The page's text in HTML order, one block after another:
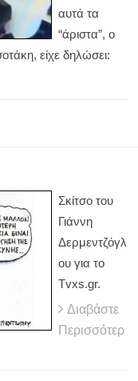
αυτά τα
“άριστα”, ο
είχε δηλώσει:
Σκίτσο του
Γιάννη
Δερμεντζόγλ
ου για το
Tvxs.gr.
Διαβάστε
Περισσότερ